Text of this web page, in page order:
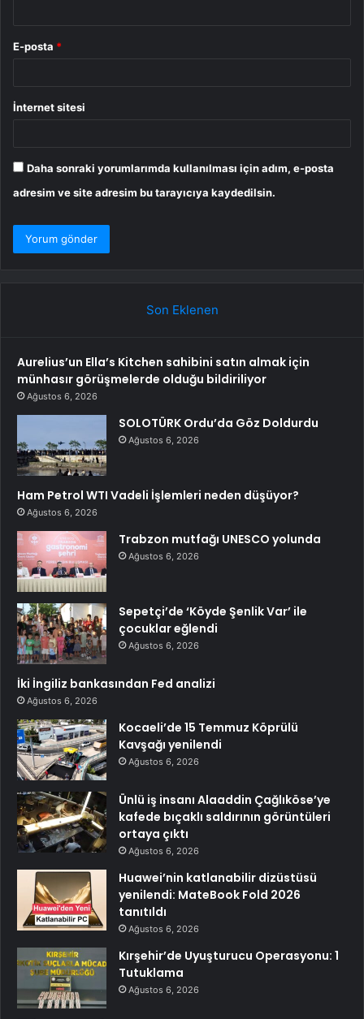
E-posta *
İnternet sitesi
Daha sonraki yorumlarımda kullanılması için adım, e-posta
adresim ve site adresim bu tarayıcıya kaydedilsin.
Son Eklenen
Aurelius’un Ella’s Kitchen sahibini satın almak için
münhasır görüşmelerde olduğu bildiriliyor
Ağustos 6, 2026
SOLOTÜRK Ordu’da Göz Doldurdu
Ağustos 6, 2026
Ham Petrol WTI Vadeli İşlemleri neden düşüyor?
Ağustos 6, 2026
Trabzon mutfağı UNESCO yolunda
Ağustos 6, 2026
Sepetçi’de ‘Köyde Şenlik Var’ ile
çocuklar eğlendi
Ağustos 6, 2026
İki İngiliz bankasından Fed analizi
Ağustos 6, 2026
Kocaeli’de 15 Temmuz Köprülü
Kavşağı yenilendi
Ağustos 6, 2026
Ünlü iş insanı Alaaddin Çağlıköse’ye
kafede bıçaklı saldırının görüntüleri
ortaya çıktı
Ağustos 6, 2026
Huawei’nin katlanabilir dizüstüsü
yenilendi: MateBook Fold 2026
tanıtıldı
Ağustos 6, 2026
Kırşehir’de Uyuşturucu Operasyonu: 1
Tutuklama
Ağustos 6, 2026